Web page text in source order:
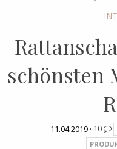
schönsten
11.04.2019 · 10